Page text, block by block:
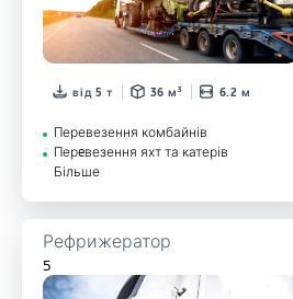
від 5 т 36 м³ 6.2 м
Перевезення комбайнів
Перeвезення яхт та катерів
Більше
Рефрижератор
5